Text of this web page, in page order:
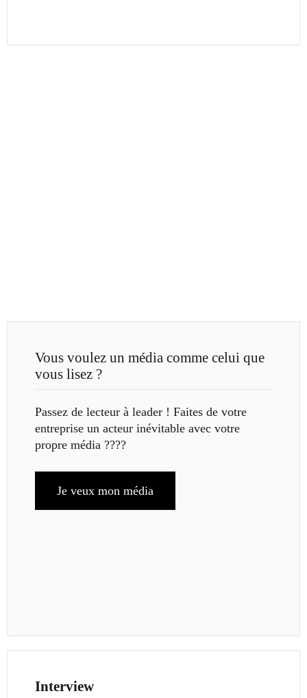
Vous voulez un média comme celui que
vous lisez ?
Passez de lecteur à leader ! Faites de votre
entreprise un acteur inévitable avec votre
propre média ????
Je veux mon média
Interview